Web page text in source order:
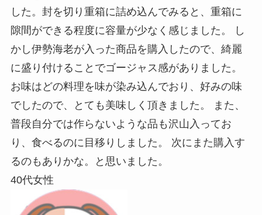
した。封を切り重箱に詰め込んでみると、重箱に
隙間ができる程度に容量が少なく感じました。 し
かし伊勢海老が入った商品を購入したので、綺麗
に盛り付けることでゴージャス感がありました。
お味はどの料理を味が染み込んでおり、好みの味
でしたので、とても美味しく頂きました。 また、
普段自分では作らないような品も沢山入ってお
り、食べるのに目移りしました。 次にまた購入す
るのもありかな。と思いました。
40代女性